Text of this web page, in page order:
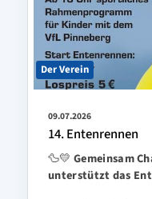
Der Verein
09.07.2026
14. Entenrennen
🦆💛 Gemeinsam
unterstützt das